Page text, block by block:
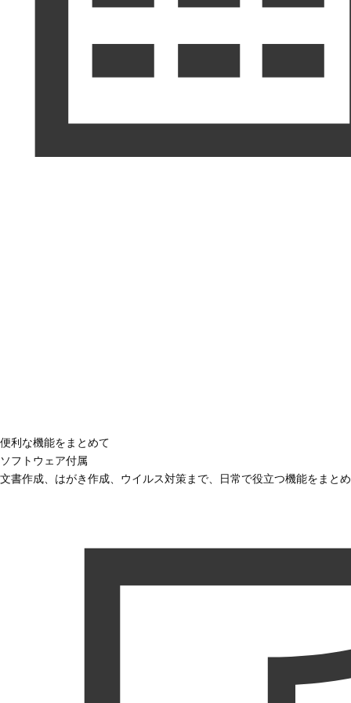
便利な機能をまとめて
ソフトウェア付属
文書作成、はがき作成、ウイルス対策まで、日常で役立つ機能をまと